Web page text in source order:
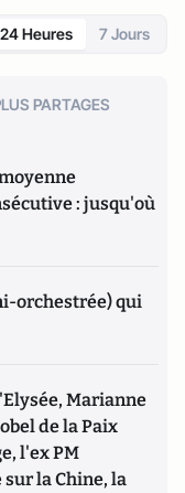
24 Heures 7 Jours
PARTAGES
: jusqu'où
orchestrée) qui
Marianne
de la Paix
l'ex PM
la Chine, la